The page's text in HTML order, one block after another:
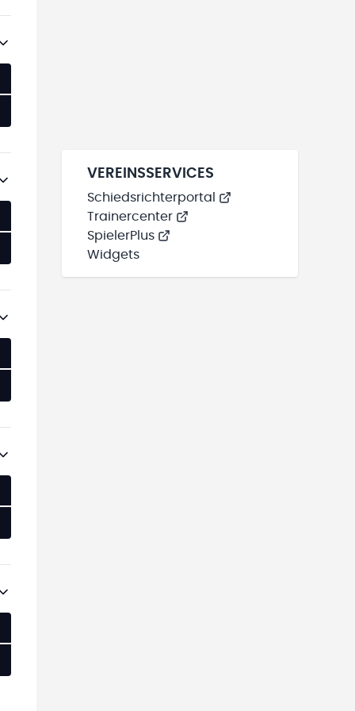
VEREINSSERVICES
Schiedsrichterportal
Trainercenter
SpielerPlus
Widgets